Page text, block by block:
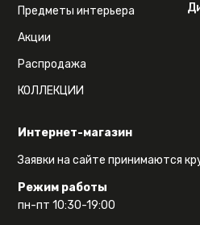
Интернет-магазин
Заявки на сайте принимаются
Режим работы
пн-пт 10:30-19:00
Предметы интерьера
Акции
Распродажа
КОЛЛЕКЦИИ